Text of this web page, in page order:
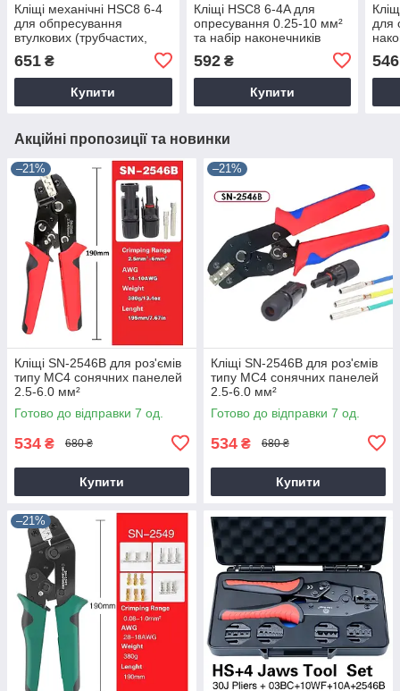
Кліщі механічні HSC8 6-4
для обпресування
втулкових (трубчастих,
гильзовых) наконечників
0.25-6 мм²
651 ₴
Купити
Кліщі HSC8 6-4A для
опресування 0.25-10 мм²
та набір наконечників
592₴
Купити
для
мм²
546
Акційні пропозиції та новинки
–21%
Кліщі SN-2546B для роз'ємів
типу MC4 сонячних панелей
2.5-6.0 мм²
Готово до відправки 7 од.
534 ₴ 680 ₴
Купити
–21%
Кліщі SN-2546B для роз'ємів
типу MC4 сонячних панелей
2.5-6.0 мм²
Готово до відправки 7 од.
534 ₴ 680 ₴
Купити
–21%